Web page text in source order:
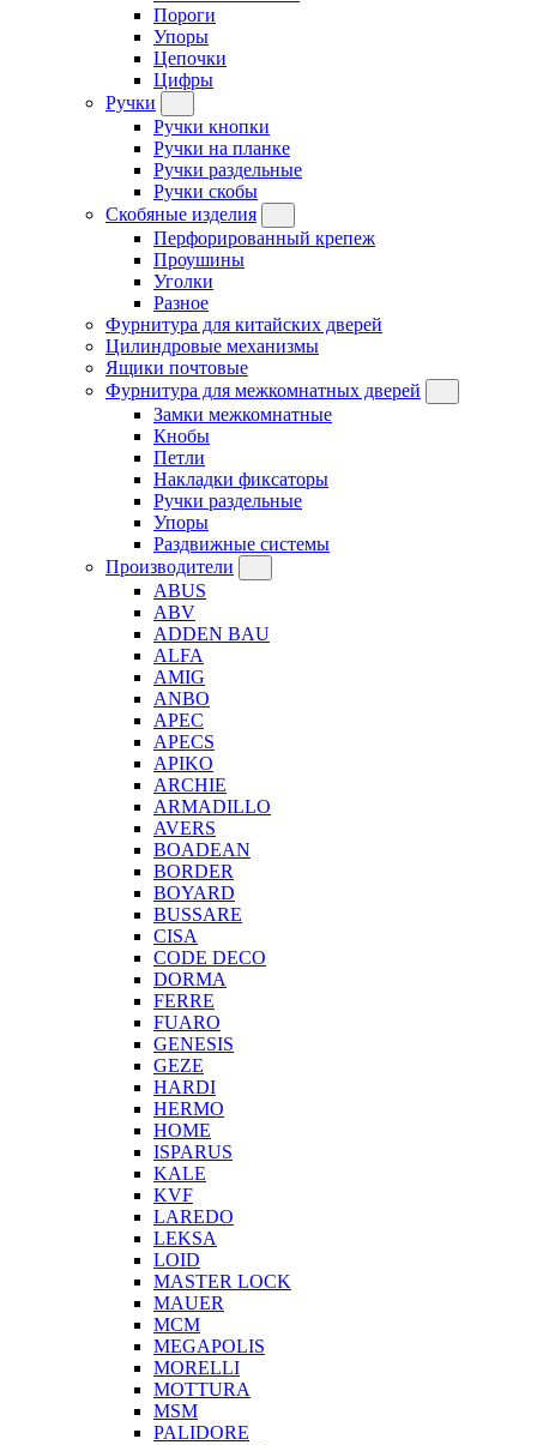
Пороги
Упоры
Цепочки
Цифры
Ручки
Ручки кнопки
Ручки на планке
Ручки раздельные
Ручки скобы
Скобяные изделия
Перфорированный крепеж
Проушины
Уголки
Разное
Фурнитура для китайских дверей
Цилиндровые механизмы
Ящики почтовые
Фурнитура для межкомнатных дверей
Замки межкомнатные
Кнобы
Петли
Накладки фиксаторы
Ручки раздельные
Упоры
Раздвижные системы
Производители
ABUS
ABV
ADDEN BAU
ALFA
AMIG
ANBO
APEC
APECS
APIKO
ARCHIE
ARMADILLO
AVERS
BOADEAN
BORDER
BOYARD
BUSSARE
CISA
CODE DECO
DORMA
FERRE
FUARO
GENESIS
GEZE
HARDI
HERMO
HOMЕ
ISPARUS
KALE
KVF
LAREDO
LEKSA
LOID
MASTER LOCK
MAUER
MCM
MEGAPOLIS
MORELLI
MOTTURA
MSM
PALIDORE